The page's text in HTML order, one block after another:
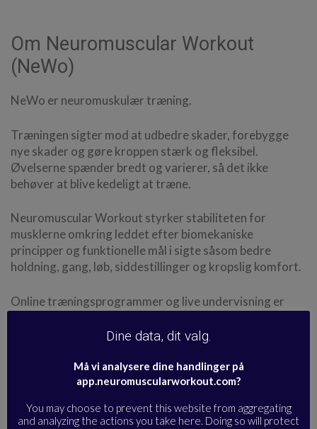
Om Neuromuscular Workout
(NeWo)
NeWo er neuromuskulær træning.
Træningen sigter mod at udbedre skader, forebygge
nye skader og gøre kroppen stærk og fleksibel.
Øvelserne spænder bredt og varierer, så det ikke
behøver at blive kedeligt at træne.
Neuromuscular Workout styrker stabiliteten for
musklerne omkring leddet efter biomekaniske
principper og funktionelle mål i sigte såsom bedre
holdning, gang, løb, siddestillinger og kropslig komfort.
Online træningsprogrammer og live undervisning er
justeringsmuligheder afhængig af smerterespons eller
anvendelige træningsprogrammer for begyndere eller
mennesker med skader, som gerne må træne for en
Dine data, dit valg.
Må vi analysere dine handlinger på
app.neuromuscularworkout.com?
You may choose to prevent this website from aggregating
and analyzing the actions you take here. Doing so will protect